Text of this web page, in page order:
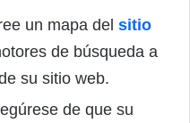
un mapa del sitio
de búsqueda a
su sitio web.
de que su